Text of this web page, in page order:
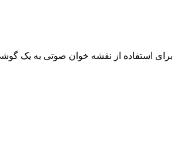
برای استفاده از نقشه خوان صوتی به یک گوشی